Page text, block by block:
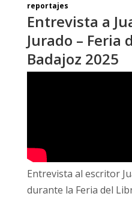
reportajes
Entrevista a
Jurado – Feria
Badajoz 2025
Entrevista al escritor
durante la Feria del